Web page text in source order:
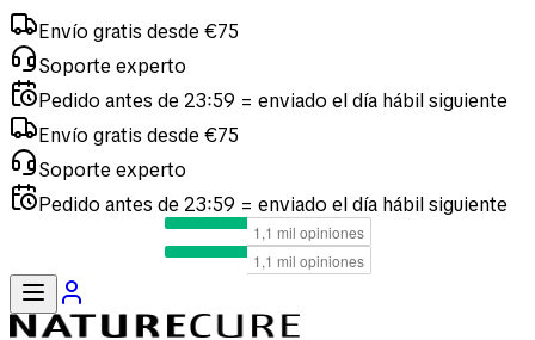
Envío gratis desde €75
Soporte experto
Pedido antes de 23:59 = enviado el día hábil siguiente
experto
antes de 23:59 = enviado el día hábil siguiente